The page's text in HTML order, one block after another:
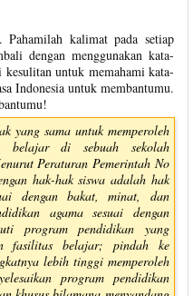
kalimat pada setiap
dengan menggunakan kata-
untuk memahami kata-
Indonesia untuk membantumu.
yang sama untuk memperoleh
belajar di sebuah sekolah
Peraturan Pemerintah No
hak-hak siswa adalah hak
dengan bakat, minat, dan
agama sesuai dengan
program pendidikan yang
fasilitas belajar; pindah ke
lebih tinggi memperoleh
program pendidikan